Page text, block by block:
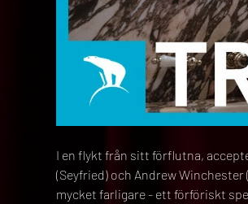
I en flykt från sitt förflutna,
(Seyfried) och Andrew
mycket farligare - ett förföriskt